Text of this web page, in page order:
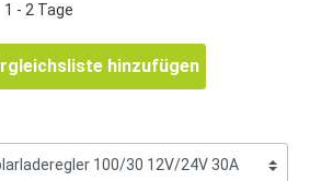
1 - 2 Tage
hinzufügen